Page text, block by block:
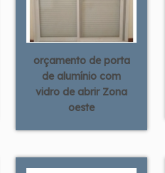
orçamento de porta
de alumínio com
vidro de abrir Zona
oeste